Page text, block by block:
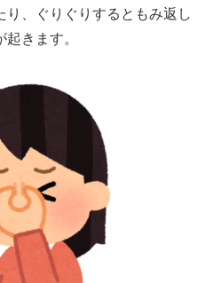
、ぐりぐりするともみ返し
起きます。